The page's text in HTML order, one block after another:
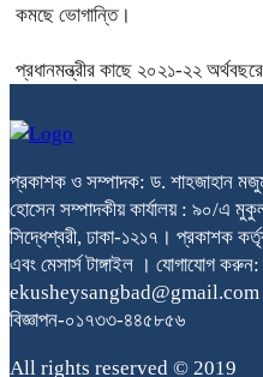
কমছে ভোগান্তি।
প্রধানমন্ত্রীর কাছে ২০২১-২২
প্রকাশক ও সম্পাদক: ড. শাহজাহান
হোসেন সম্পাদকীয় কার্যালয় : ৯০/এ
সিদ্ধেশ্বরী, ঢাকা-১২১৭। প্রকাশক
এবং মেসার্স টাঙ্গাইল । যোগাযোগ
ekusheysangbad@gmail.com
বিজ্ঞাপন-০১৭৩৩-৪৪৫৮৫৬
All rights reserved © 2019